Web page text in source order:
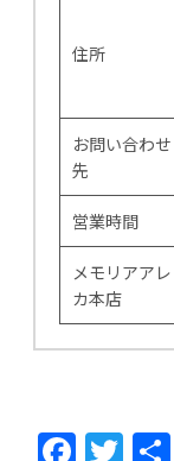
住所
お問い合わせ
先
営業時間
メモリアアレ
カ本店